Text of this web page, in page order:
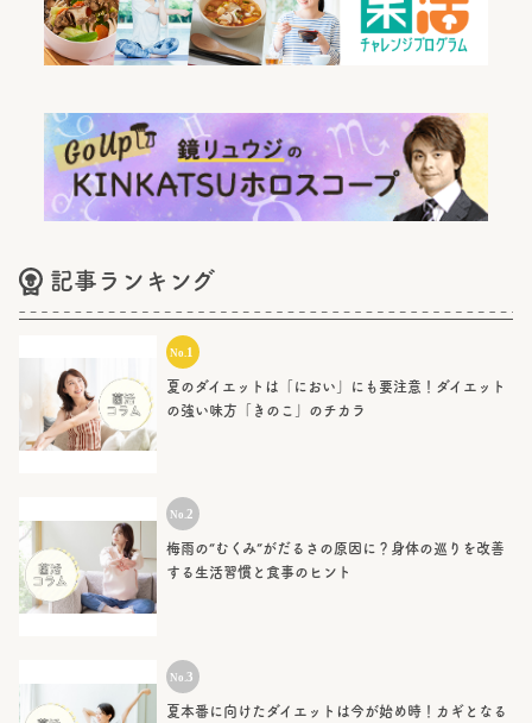
記事ランキング
夏のダイエットは「におい」にも要注意！ダイエット
の強い味方「きのこ」のチカラ
梅雨の“むくみ”がだるさの原因に？身体の巡りを改善
する生活習慣と食事のヒント
夏本番に向けたダイエットは今が始め時！カギとなる